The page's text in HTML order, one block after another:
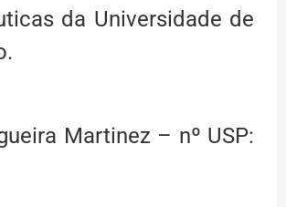
da Universidade de
Martinez – nº USP: